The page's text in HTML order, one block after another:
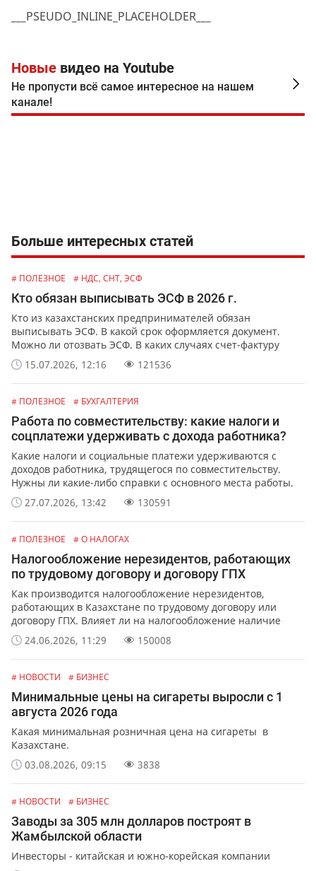
___PSEUDO_INLINE_PLACEHOLDER___
Новые видео на Youtube
Не пропусти всё самое интересное на нашем
канале!
Больше интересных статей
# ПОЛЕЗНОЕ # НДС, СНТ, ЭСФ
Кто обязан выписывать ЭСФ в 2026 г.
Кто из казахстанских предпринимателей обязан
выписывать ЭСФ. В какой срок оформляется документ.
Можно ли отозвать ЭСФ. В каких случаях счет-фактуру
можно выписать в бумажной форме.
15.07.2026, 12:16 121536
# ПОЛЕЗНОЕ # БУХГАЛТЕРИЯ
Работа по совместительству: какие налоги и
соцплатежи удерживать с дохода работника?
Какие налоги и социальные платежи удерживаются с
доходов работника, трудящегося по совместительству.
Нужны ли какие-либо справки с основного места работы.
27.07.2026, 13:42
130591
# ПОЛЕЗНОЕ # О НАЛОГАХ
Налогообложение нерезидентов, работающих
по трудовому договору и договору ГПХ
Как производится налогообложение нерезидентов,
работающих в Казахстане по трудовому договору или
договору ГПХ. Влияет ли на налогообложение наличие
ВНЖ в Казахстане.
24.06.2026, 11:29 150008
# НОВОСТИ # БИЗНЕС
Минимальные цены на сигареты выросли с 1
августа 2026 года
Какая минимальная розничная цена на сигареты в
Казахстане.
03.08.2026, 09:15
3838
# НОВОСТИ # БИЗНЕС
Заводы за 305 млн долларов построят в
Жамбылской области
Инвесторы - китайская и южно-корейская компании